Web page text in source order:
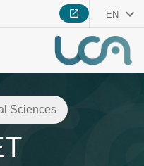
EN
Sciences